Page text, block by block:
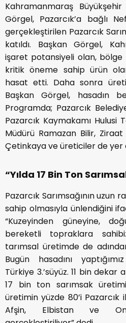
Kahramanmaraş
Görgel, Pazarcık’a bağlı
gerçekleştirilen Pazarcık
katıldı. Başkan Görgel,
işaret potansiyeli olan, bölge
kritik öneme sahip ürün olan
hasat etti. Daha sonra
Başkan Görgel, hasadın
Programda; Pazarcık
Pazarcık Kaymakamı Hulusi
Müdürü Ramazan Bilir, Ziraat
Çetinkaya ve üreticiler de yer
“Yılda 17 Bin Ton
Pazarcık Sarımsağının uzun
sahip olmasıyla ünlendiğini
“Kuzeyinden güneyine,
bereketli topraklara
tarımsal üretimde de
Bugün hasadını
Türkiye 3.’süyüz. 11 bin
17 bin ton sarımsak
üretimin yüzde 80’i Pazarcık
Afşin, Elbistan ve